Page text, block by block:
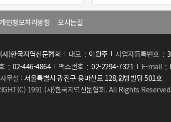
개인정보처리방침 오시는길
(사)한국지역신문협회 대표 이원주 사업자등록번호
02-446-4864 팩스번호 02-2294-7321 E-mail
무실 : 서울특별시 광진구 용마산로 128,원방빌딩 501호
1991 (사)한국지역신문협회. All Rights Reserved.